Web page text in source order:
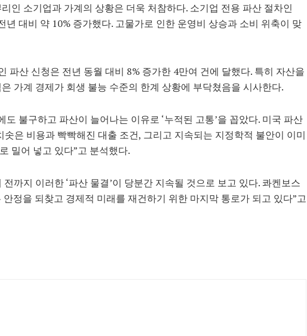
인 소기업과 가계의 상황은 더욱 처참하다. 소기업 전용 파산 절차인
년 대비 약 10% 증가했다. 고물가로 인한 운영비 상승과 소비 위축이 맞
파산 신청은 전년 동월 대비 8% 증가한 4만여 건에 달했다. 특히 자산을
가계 경제가 회생 불능 수준의 한계 상황에 부닥쳤음을 시사한다.
불구하고 파산이 늘어나는 이유로 ‘누적된 고통’을 꼽았다. 미국 파산
은 비용과 빡빡해진 대출 조건, 그리고 지속되는 지정학적 불안이 이미
밀어 넣고 있다”고 분석했다.
까지 이러한 ‘파산 물결’이 당분간 지속될 것으로 보고 있다. 콰켄보스
정을 되찾고 경제적 미래를 재건하기 위한 마지막 통로가 되고 있다”고